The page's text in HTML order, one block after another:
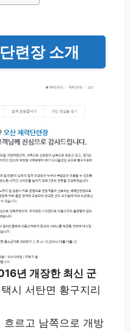
련장 소개
년 개장한 최신 군
시 서탄면 황구지리
흐르고 남쪽으로 개방